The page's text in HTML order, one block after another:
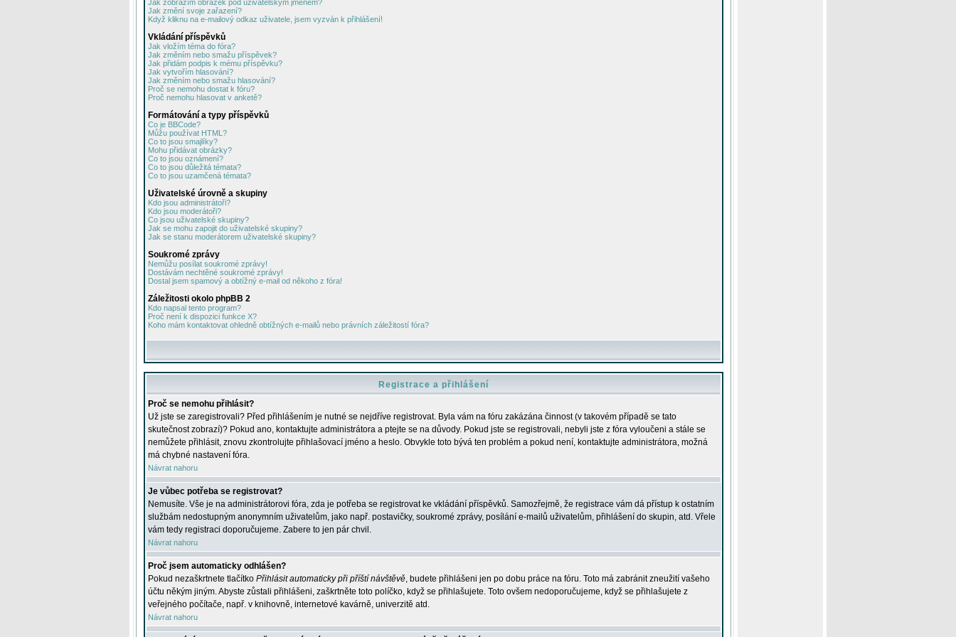
Jak zobrazím obrázek pod uživatelským jménem?
Jak změní svoje zařazení?
Když kliknu na e-mailový odkaz uživatele, jsem vyzván k přihlášení!
Vkládání příspěvků
Jak vložím téma do fóra?
Jak změním nebo smažu příspěvek?
Jak přidám podpis k mému příspěvku?
Jak vytvořím hlasování?
Jak změním nebo smažu hlasování?
Proč se nemohu dostat k fóru?
Proč nemohu hlasovat v anketě?
Formátování a typy příspěvků
Co je BBCode?
Můžu používat HTML?
Co to jsou smajlíky?
Mohu přidávat obrázky?
Co to jsou oznámení?
Co to jsou důležitá témata?
Co to jsou uzamčená témata?
Uživatelské úrovně a skupiny
Kdo jsou administrátoři?
Kdo jsou moderátoři?
Co jsou uživatelské skupiny?
Jak se mohu zapojit do uživatelské skupiny?
Jak se stanu moderátorem uživatelské skupiny?
Soukromé zprávy
Nemůžu posílat soukromé zprávy!
Dostávám nechtěné soukromé zprávy!
Dostal jsem spamový a obtížný e-mail od někoho z fóra!
Záležitosti okolo phpBB 2
Kdo napsal tento program?
Proč není k dispozici funkce X?
Koho mám kontaktovat ohledně obtížných e-mailů nebo právních záležitostí fóra?
Registrace a přihlášení
Proč se nemohu přihlásit?
Už jste se zaregistrovali? Před přihlášením je nutné se nejdříve registrovat. Byla vám na fóru zakázána činnost (v takovém případě se tato
skutečnost zobrazí)? Pokud ano, kontaktujte administrátora a ptejte se na důvody. Pokud jste se registrovali, nebyli jste z fóra vyloučeni a stále se
nemůžete přihlásit, znovu zkontrolujte přihlašovací jméno a heslo. Obvykle toto bývá ten problém a pokud není, kontaktujte administrátora, možná
má chybné nastavení fóra.
Návrat nahoru
Je vůbec potřeba se registrovat?
Nemusíte. Vše je na administrátorovi fóra, zda je potřeba se registrovat ke vkládání příspěvků. Samozřejmě, že registrace vám dá přístup k ostatním
službám nedostupným anonymním uživatelům, jako např. postavičky, soukromé zprávy, posílání e-mailů uživatelům, přihlášení do skupin, atd. Vřele
vám tedy registraci doporučujeme. Zabere to jen pár chvil.
Návrat nahoru
Proč jsem automaticky odhlášen?
Pokud nezaškrtnete tlačítko Přihlásit automaticky při příští návštěvě, budete přihlášeni jen po dobu práce na fóru. Toto má zabránit zneužití vašeho
účtu někým jiným. Abyste zůstali přihlášeni, zaškrtněte toto políčko, když se přihlašujete. Toto ovšem nedoporučujeme, když se přihlašujete z
veřejného počítače, např. v knihovně, internetové kavárně, univerzitě atd.
Návrat nahoru